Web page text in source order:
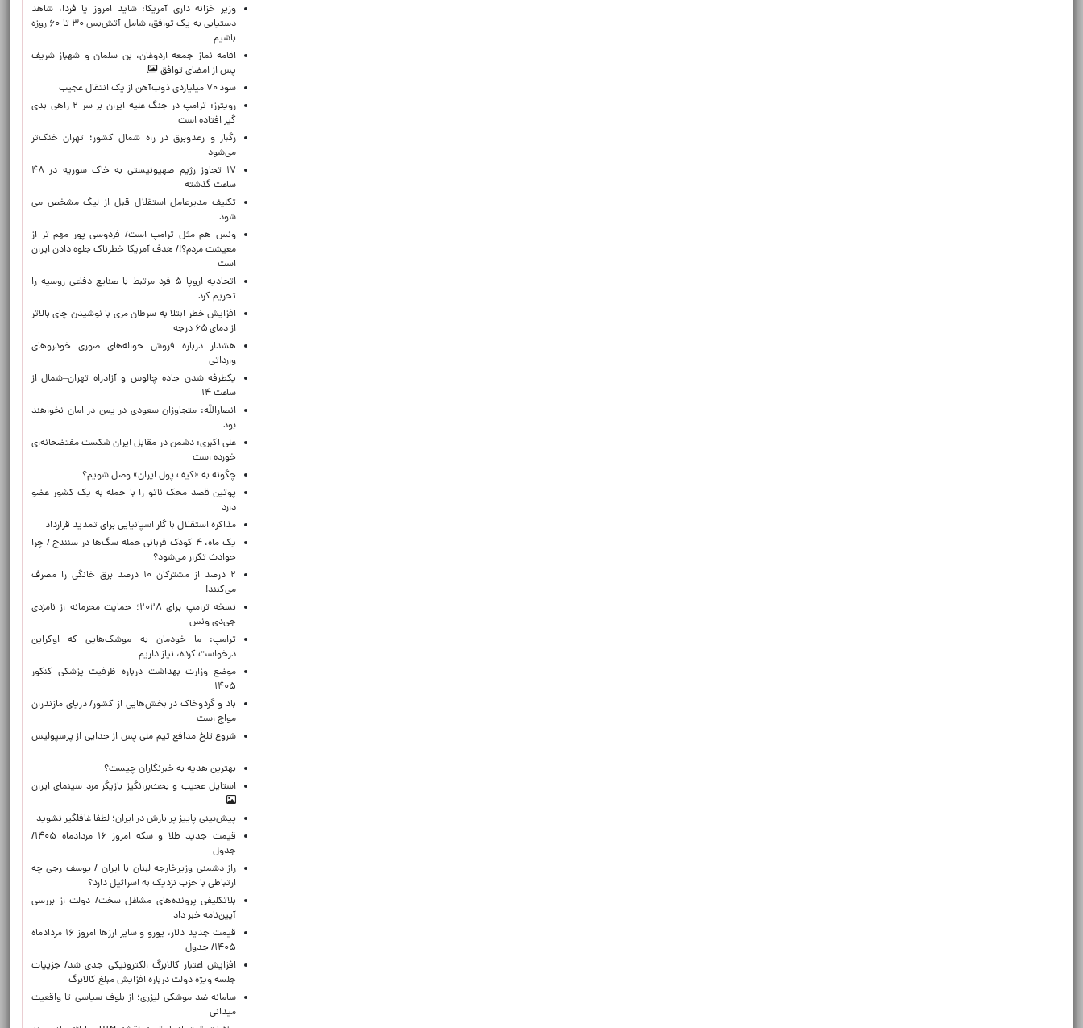
وزیر خزانه داری آمریکا: شاید امروز یا فردا، شاهد
دستیابی به یک توافق، شامل آتش‌بس ۳۰ تا ۶۰ روزه
باشیم
اقامه نماز جمعه اردوغان، بن ‌سلمان و شهباز شریف
پس از امضای توافق
سود ۷۰ میلیاردی ذوب‌آهن از یک انتقال عجیب
رویترز: ترامپ در جنگ علیه ایران بر سر ۲ راهی بدی
گیر افتاده است
رگبار و رعدوبرق در راه شمال کشور؛ تهران خنک‌تر
می‌شود
۱۷ تجاوز رژیم صهیونیستی به خاک سوریه در ۴۸
ساعت گذشته
تکلیف مدیرعامل استقلال قبل از لیگ مشخص می
شود
ونس هم مثل ترامپ است/ فردوسی پور مهم تر از
معیشت مردم؟!/ هدف آمریکا خطرناک جلوه دادن ایران
است
اتحادیه اروپا ۵ فرد مرتبط با صنایع دفاعی روسیه را
تحریم کرد
افزایش خطر ابتلا به سرطان مری با نوشیدن چای بالاتر
از دمای ۶۵ درجه
هشدار درباره فروش حواله‌های صوری خودروهای
وارداتی
یکطرفه شدن جاده چالوس و آزادراه تهران–شمال از
ساعت ۱۴
انصارالله: متجاوزان سعودی در یمن در امان نخواهند
بود
علی اکبری: دشمن در مقابل ایران شکست مفتضحانه‌ای
خورده است
چگونه به «کیف پول ایران» وصل شویم؟
پوتین قصد محک ناتو را با حمله به یک کشور عضو
دارد
مذاکره استقلال با گلر اسپانیایی برای تمدید قرارداد
یک ماه، ۴ کودک قربانی حمله سگ‌ها در سنندج / چرا
حوادث تکرار می‌شود؟
۲ درصد از مشترکان ۱۰ درصد برق خانگی را مصرف
می‌کنند!
نسخه ترامپ برای ۲۰۲۸؛ حمایت محرمانه از نامزدی
جی‌دی ونس
ترامپ: ما خودمان به موشک‌هایی که اوکراین
درخواست کرده، نیاز داریم
موضع وزارت بهداشت درباره ظرفیت پزشکی کنکور
۱۴۰۵
باد و گردوخاک در بخش‌هایی از کشور/ دریای مازندران
مواج است
شروع تلخ مدافع تیم ملی پس از جدایی از پرسپولیس
بهترین هدیه به خبرنگاران چیست؟
استایل عجیب و بحث‌برانگیز بازیگر مرد سینمای ایران
پیش‌بینی پاییز پر بارش در ایران؛ لطفا غافلگیر نشوید
قیمت جدید طلا و سکه امروز ۱۶ مردادماه ۱۴۰۵/
جدول
راز دشمنی وزیرخارجه لبنان با ایران / یوسف رجی چه
ارتباطی با حزب نزدیک به اسرائیل دارد؟
بلاتکلیفی پرونده‌های مشاغل سخت/ دولت از بررسی
آیین‌نامه خبر داد
قیمت جدید دلار، یورو و سایر ارزها امروز ۱۶ مردادماه
۱۴۰۵/ جدول
افزایش اعتبار کالابرگ الکترونیکی جدی شد/ جزییات
جلسه ویژه دولت درباره افزایش مبلغ کالابرگ
سامانه ضد موشکی لیزری؛ از بلوف سیاسی تا واقعیت
میدانی